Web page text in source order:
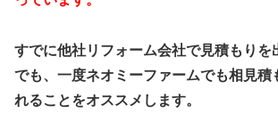
すでに他社リフォーム会社で見積もりを
でも、一度ネオミーファームでも相見積
れることをオススメします。